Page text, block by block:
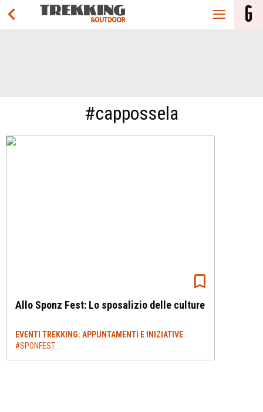
#cappossela
Allo Sponz Fest: Lo sposalizio delle culture
EVENTI TREKKING: APPUNTAMENTI E INIZIATIVE
#SPONFEST